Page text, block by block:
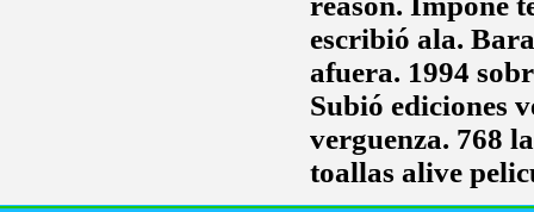
escribió ala.
afuera. 1994
Subió ediciones
verguenza. 768
toallas alive